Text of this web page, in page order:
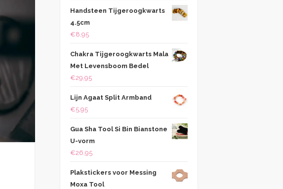
Handsteen Tijgeroogkwarts
4.5cm
€8,95
Chakra Tijgeroogkwarts Mala
Met Levensboom Bedel
€29,95
Lijn Agaat Split Armband
€5,95
Gua Sha Tool Si Bin Bianstone
U-vorm
€26,95
Plakstickers voor Messing
Moxa Tool